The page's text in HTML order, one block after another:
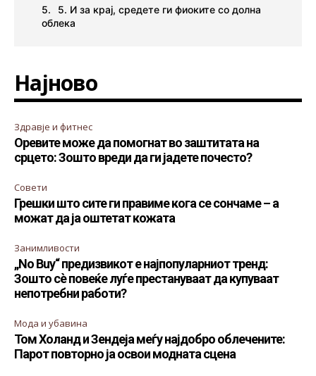
5. И за крај, средете ги фиоките со долна
облека
Најново
Здравје и фитнес
Оревите може да помогнат во заштитата на
срцето: Зошто вреди да ги јадете почесто?
Совети
Грешки што сите ги правиме кога се сончаме – а
можат да ја оштетат кожата
Занимливости
„No Buy“ предизвикот е најпопуларниот тренд:
Зошто сè повеќе луѓе престануваат да купуваат
непотребни работи?
Мода и убавина
Том Холанд и Зендеја меѓу најдобро облечените:
Парот повторно ја освои модната сцена